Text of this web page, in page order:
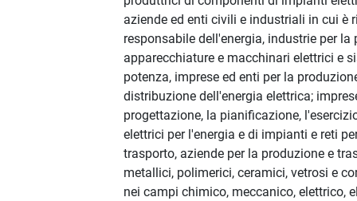
aziende ed enti civili e industriali in cui è
responsabile dell'energia, industrie per la
apparecchiature e macchinari elettrici e
potenza, imprese ed enti per la
distribuzione dell'energia elettrica;
progettazione, la pianificazione,
elettrici per l'energia e di impianti e reti
trasporto, aziende per la produzione e
metallici, polimerici, ceramici, vetrosi e
nei campi chimico, meccanico, elettrico,